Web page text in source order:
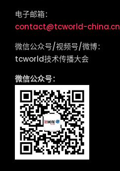
电子邮箱：
contact@tcworld-china.cn
微信公众号/视频号/微博：
tcworld技术传播大会
微信公众号：